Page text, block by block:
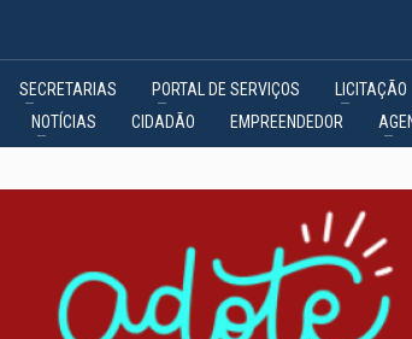
SECRETARIAS PORTAL DE SERVIÇOS LICITAÇÃO
NOTÍCIAS CIDADÃO EMPREENDEDOR